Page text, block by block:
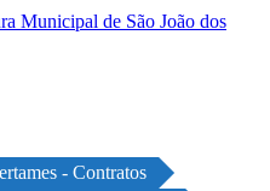
- Contratos